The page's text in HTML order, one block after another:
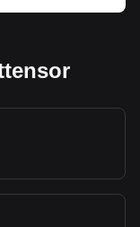
wymienić na